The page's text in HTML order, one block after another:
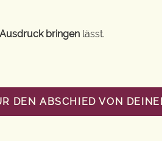
bringen lässt.
DEN ABSCHIED VON